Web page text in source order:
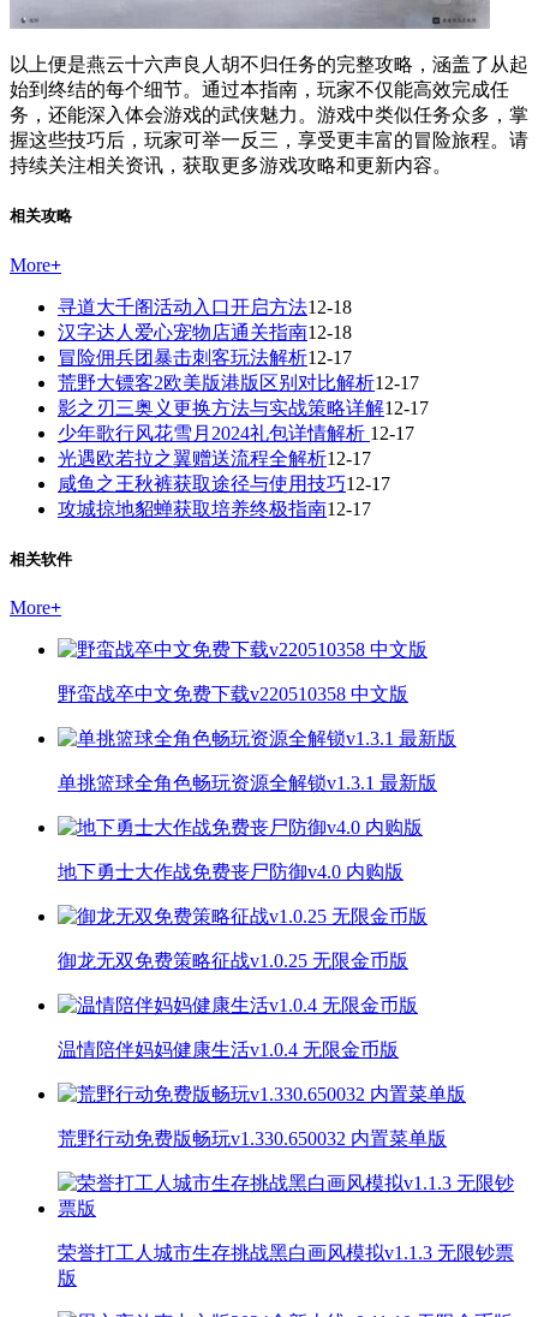
以上便是燕云十六声良人胡不归任务的完整攻略，涵盖了从起
始到终结的每个细节。通过本指南，玩家不仅能高效完成任
务，还能深入体会游戏的武侠魅力。游戏中类似任务众多，掌
握这些技巧后，玩家可举一反三，享受更丰富的冒险旅程。请
持续关注相关资讯，获取更多游戏攻略和更新内容。
相关攻略
More+
寻道大千阁活动入口开启方法12-18
汉字达人爱心宠物店通关指南12-18
冒险佣兵团暴击刺客玩法解析12-17
荒野大镖客2欧美版港版区别对比解析12-17
影之刃三奥义更换方法与实战策略详解12-17
少年歌行风花雪月2024礼包详情解析 12-17
光遇欧若拉之翼赠送流程全解析12-17
咸鱼之王秋裤获取途径与使用技巧12-17
攻城掠地貂蝉获取培养终极指南12-17
相关软件
More+
野蛮战卒中文免费下载v220510358 中文版
单挑篮球全角色畅玩资源全解锁v1.3.1 最新版
地下勇士大作战免费丧尸防御v4.0 内购版
御龙无双免费策略征战v1.0.25 无限金币版
温情陪伴妈妈健康生活v1.0.4 无限金币版
荒野行动免费版畅玩v1.330.650032 内置菜单版
荣誉打工人城市生存挑战黑白画风模拟v1.1.3 无限钞票
版